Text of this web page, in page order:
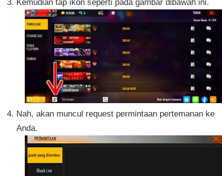
Kemudian tap ikon seperti pada gambar dibawah ini.
Nah, akan muncul request permintaan pertemanan ke
Anda.